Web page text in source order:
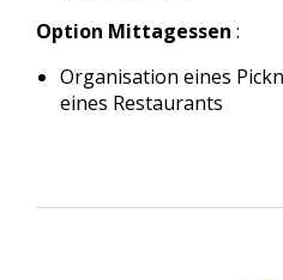
Option Mittagessen :
Organisation eines
eines Restaurants